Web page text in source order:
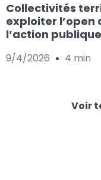
Collectivités
exploiter
l’action
9/4/2026 4 min
Voir